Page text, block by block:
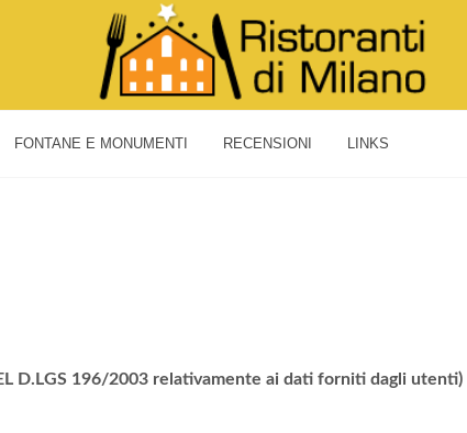
FONTANE E MONUMENTI RECENSIONI LINKS
D.LGS 196/2003 relativamente ai dati forniti dagli utenti)